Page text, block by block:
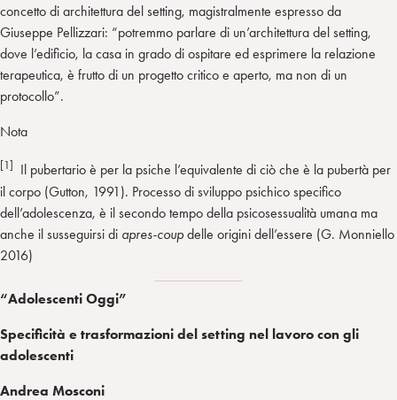
concetto di architettura del setting, magistralmente espresso da
Giuseppe Pellizzari: “potremmo parlare di un’architettura del setting,
dove l’edificio, la casa in grado di ospitare ed esprimere la relazione
terapeutica, è frutto di un progetto critico e aperto, ma non di un
protocollo”.
Nota
[1]
Il pubertario è per la psiche l’equivalente di ciò che è la pubertà per
il corpo (Gutton, 1991). Processo di sviluppo psichico specifico
dell’adolescenza, è il secondo tempo della psicosessualità umana ma
anche il susseguirsi di apres-coupdelle origini dell’essere (G. Monniello
2016)
“Adolescenti Oggi”
Specificità e trasformazioni del setting nel lavoro con gli
adolescenti
Andrea Mosconi